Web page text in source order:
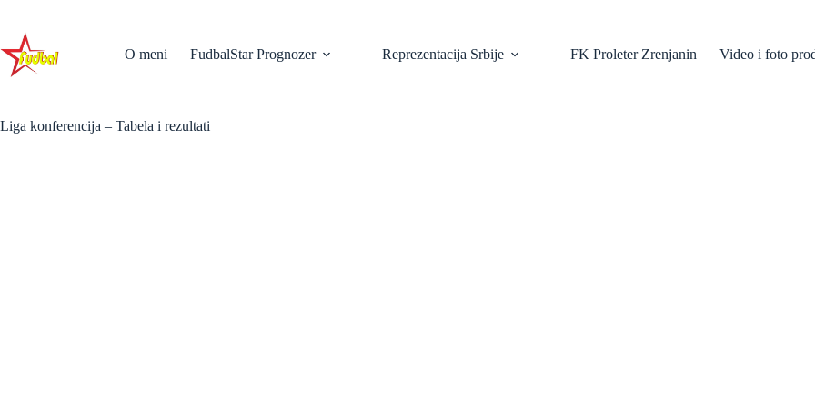
content
O meni
FudbalStar Prognozer Reprezentacija Srbije FK Proleter Zrenjanin Video i foto
Liga konferencija – Tabela i rezultati